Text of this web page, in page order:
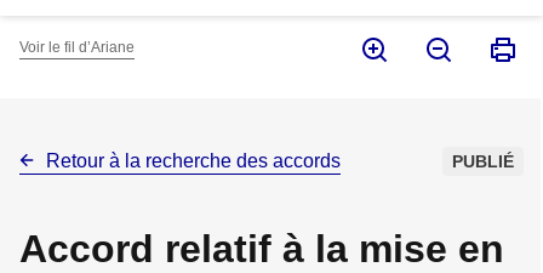
Voir le fil d’Ariane
Retour à la recherche des accords PUBLIÉ
Accord relatif à la mise en